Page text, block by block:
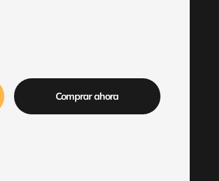
Comprar ahora